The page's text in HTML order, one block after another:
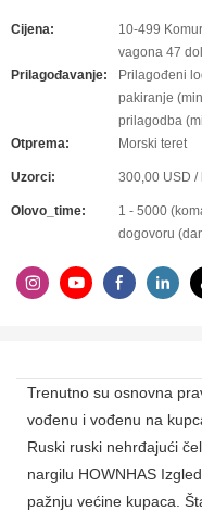
Cijena:
10-499
vagona 47
Prilagođavanje:
Prilagođeni
pakiranje
prilagodba
Otprema:
Morski teret
Uzorci: 300,00 USD /
Olovo_time:
1 - 5000
dogovoru
Trenutno su osnovna
vođenu i vođenu na
Ruski ruski nehrđajući
nargilu HOWNHAS
pažnju većine kupaca.